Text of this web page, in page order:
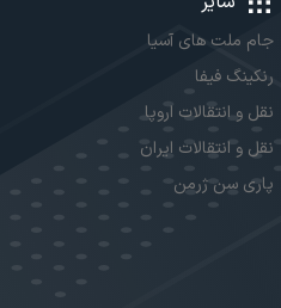
جام ملت های آسیا
رنکینگ فیفا
نقل و انتقالات اروپا
نقل و انتقالات ایران
پاری سن ژرمن